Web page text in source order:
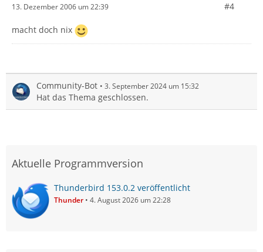
13. Dezember 2006 um 22:39 #4
macht doch nix
Community-Bot 3. September 2024 um 15:32
Hat das Thema geschlossen.
Aktuelle Programmversion
Thunderbird 153.0.2 veröffentlicht
Thunder 4. August 2026 um 22:28